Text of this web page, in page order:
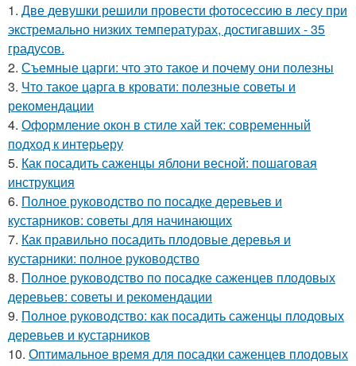
1. Две девушки решили провести фотосессию в лесу при
экстремально низких температурах, достигавших - 35
градусов.
2. Съемные царги: что это такое и почему они полезны
3. Что такое царга в кровати: полезные советы и
рекомендации
4. Оформление окон в стиле хай тек: современный
подход к интерьеру
5. Как посадить саженцы яблони весной: пошаговая
инструкция
6. Полное руководство по посадке деревьев и
кустарников: советы для начинающих
7. Как правильно посадить плодовые деревья и
кустарники: полное руководство
8. Полное руководство по посадке саженцев плодовых
деревьев: советы и рекомендации
9. Полное руководство: как посадить саженцы плодовых
деревьев и кустарников
10. Оптимальное время для посадки саженцев плодовых